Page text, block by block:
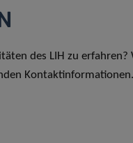
des LIH zu
Kontaktinformationen.